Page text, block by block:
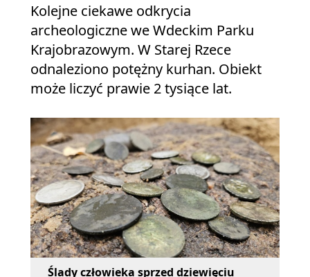
Kolejne ciekawe odkrycia
archeologiczne we Wdeckim Parku
Krajobrazowym. W Starej Rzece
odnaleziono potężny kurhan. Obiekt
może liczyć prawie 2 tysiące lat.
Ślady człowieka sprzed dziewięciu